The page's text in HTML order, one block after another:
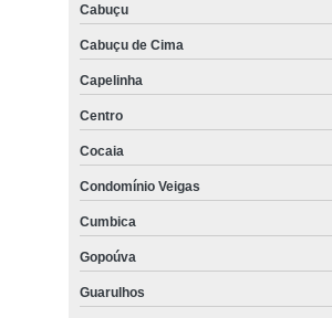
Cabuçu
Cabuçu de Cima
Capelinha
Centro
Cocaia
Condomínio Veigas
Cumbica
Gopoúva
Guarulhos